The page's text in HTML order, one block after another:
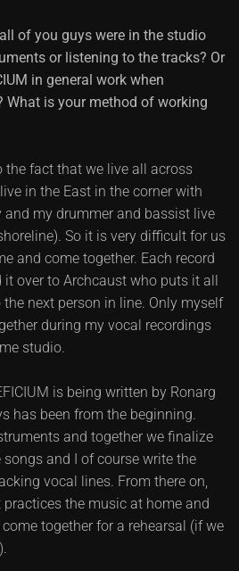
of you guys were in the studio
or listening to the tracks? Or
in general work when
What is your method of working
the fact that we live all across
in the East in the corner with
and my drummer and bassist live
So it is very difficult for us
and come together. Each record
it over to Archcaust who puts it all
next person in line. Only myself
during my vocal recordings
studio.
is being written by Ronarg
has been from the beginning.
and together we finalize
and I of course write the
vocal lines. From there on,
the music at home and
together for a rehearsal (if we